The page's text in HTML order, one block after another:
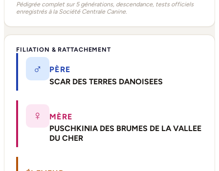
Pédigrée complet sur 5 générations, descendance, tests officiels
enregistrés à la Société Centrale Canine.
FILIATION & RATTACHEMENT
♂
PÈRE
SCAR DES TERRES DANOISEES
♀
MÈRE
PUSCHKINIA DES BRUMES DE LA VALLEE
DU CHER